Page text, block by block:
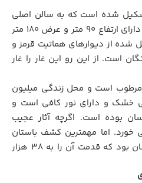
از 5 دهانه تشکیل شده است که به سالن اصلی
راه می یابند. دهانه اصلی غار دارای ارتفاع 90 متر و عرض 180 متر
شده از دیوارهای هماتیت قرمز و
است. از این رو این غار را غار
است و محل زندگی میلیون
خشک و دارای نور کافی است و
بوده است. اگرچه آثار عجیب
خورد. اما مهمترین کشف باستان
شناسان مربوط به اسکلت انسان بود که قدمت آن را به 38 هزار